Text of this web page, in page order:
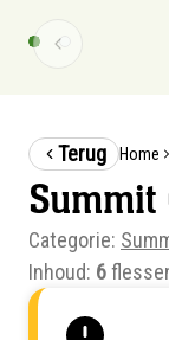
Terug Home
Summit
Categorie:
Inhoud: 6